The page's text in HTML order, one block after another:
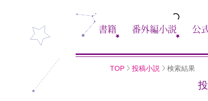
書籍 番外編小説 公
TOP 投稿小説 検索結果